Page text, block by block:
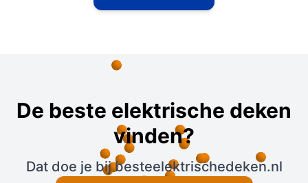
De beste elektrische deken
vinden?
Dat doe je bij besteelektrischedeken.nl